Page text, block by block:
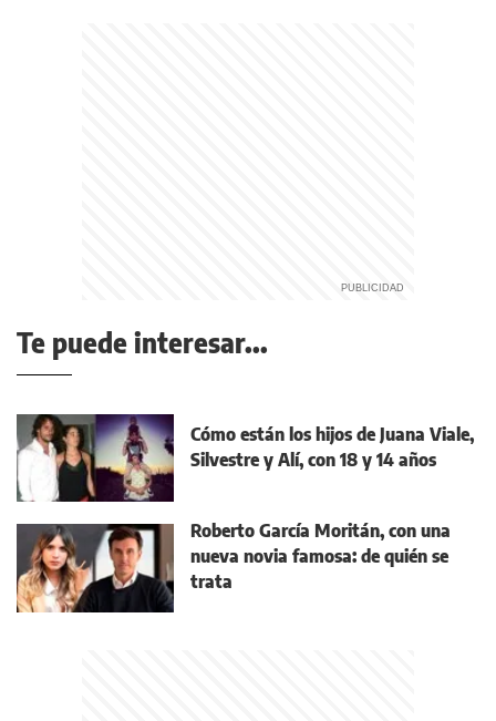
Te puede interesar...
Cómo están los hijos de Juana Viale,
Silvestre y Alí, con 18 y 14 años
Roberto García Moritán, con una
nueva novia famosa: de quién se
trata